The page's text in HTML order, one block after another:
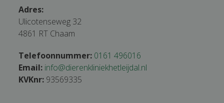
Adres:
Ulicotenseweg 32
4861 RT Chaam
Telefoonnummer: 0161 496016
Email: info@dierenkliniekhetleijdal.nl
KVKnr: 93569335